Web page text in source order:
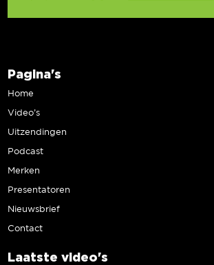
Pagina's
Home
Video’s
Uitzendingen
Podcast
Merken
Presentatoren
Nieuwsbrief
Contact
Laatste video's